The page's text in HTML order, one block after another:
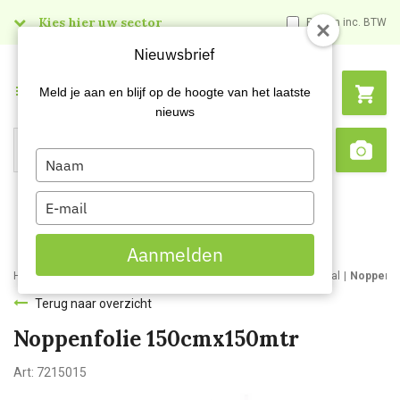
Kies hier uw sector Prijzen inc. BTW
Search
Menu
Home Webshop Verpakkingsmaterialen Verpakkingsmateriaal
Terug naar overzicht
Noppenfolie 150cmx150mtr
Art: 7215015
Nieuwsbrief
Meld je aan en blijf op de hoogte van het laatste
nieuws
Type
your
name
Type
your
email
Aanmelden